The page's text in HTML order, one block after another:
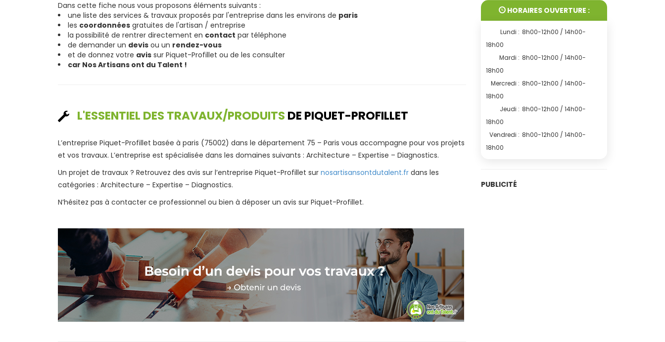
Dans cette fiche nous vous proposons éléments suivants :
une liste des services & travaux proposés par l'entreprise dans les environs de paris
les coordonnées gratuites de l'artisan / entreprise
la possibilité de rentrer directement en contact par téléphone
de demander un devis ou un rendez-vous
et de donnez votre avis sur Piquet-Profillet ou de les consulter
car Nos Artisans ont du Talent !
L'ESSENTIEL DES TRAVAUX/PRODUITS DE PIQUET-PROFILLET
L’entreprise Piquet-Profillet basée à paris (75002) dans le département 75 – Paris vous accompagne pour vos projets
et vos travaux. L’entreprise est spécialisée dans les domaines suivants : Architecture – Expertise – Diagnostics.
Un projet de travaux ? Retrouvez des avis sur l’entreprise Piquet-Profillet sur nosartisansontdutalent.fr dans les
catégories : Architecture – Expertise – Diagnostics.
N’hésitez pas à contacter ce professionnel ou bien à déposer un avis sur Piquet-Profillet.
HORAIRES OUVERTURE :
Lundi : 8h00-12h00 / 14h00-
18h00
Mardi : 8h00-12h00 / 14h00-
18h00
Mercredi : 8h00-12h00 / 14h00-
18h00
Jeudi : 8h00-12h00 / 14h00-
18h00
Vendredi : 8h00-12h00 / 14h00-
18h00
PUBLICITÉ